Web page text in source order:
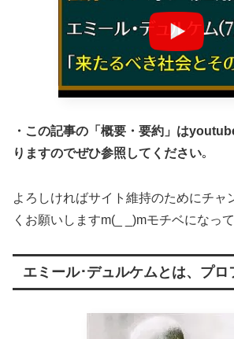
・この記事の「概要・要約」は
りますのでぜひ参照してください｡
よろしければサイト維持のためにチャ
くお願いしますm(_ _)mモチベになっ
エミール･デュルケムとは、プロ